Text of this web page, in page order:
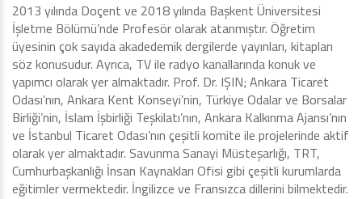
2013 yılında Doçent ve 2018 yılında Başkent Üniversitesi
İşletme Bölümü’nde Profesör olarak atanmıştır. Öğretim
üyesinin çok sayıda akadedemik dergilerde yayınları, kitapları
söz konusudur. Ayrıca, TV ile radyo kanallarında konuk ve
yapımcı olarak yer almaktadır. Prof. Dr. IŞIN; Ankara Ticaret
Odası’nın, Ankara Kent Konseyi’nin, Türkiye Odalar ve Borsalar
Birliği’nin, İslam İşbirliği Teşkilatı’nın, Ankara Kalkınma Ajansı’nın
ve İstanbul Ticaret Odası’nın çeşitli komite ile projelerinde aktif
olarak yer almaktadır. Savunma Sanayi Müsteşarlığı, TRT,
Cumhurbaşkanlığı İnsan Kaynakları Ofisi gibi çeşitli kurumlarda
eğitimler vermektedir. İngilizce ve Fransızca dillerini bilmektedir.